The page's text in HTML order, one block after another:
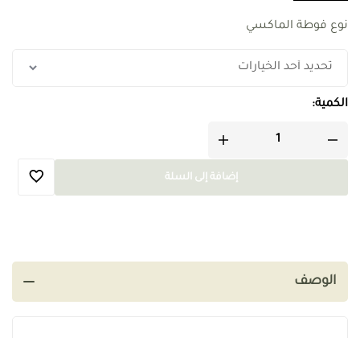
نوع فوطة الماكسي
الكمية:
إضافة إلى السلة
الوصف